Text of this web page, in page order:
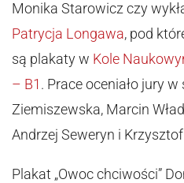
Monika Starowicz czy
Patrycja Longawa, pod
są plakaty w Kole
– B1 . Prace oceniało jury w
Ziemiszewska, Marcin
Andrzej Seweryn i
Plakat „Owoc chciwości”